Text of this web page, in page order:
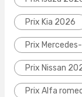
Prix Kia 2026
Prix
Prix Nissan
Prix Alfa